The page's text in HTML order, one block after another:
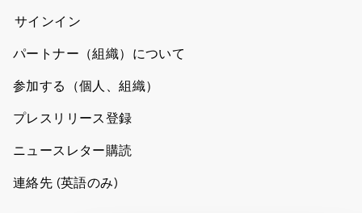
サインイン
パートナー（組織）について
参加する（個人、組織）
プレスリリース登録
ニュースレター購読
連絡先 (英語のみ)